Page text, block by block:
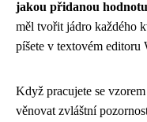
jakou přidanou
měl tvořit jádro každého
píšete v textovém
Když pracujete se
věnovat zvláštní